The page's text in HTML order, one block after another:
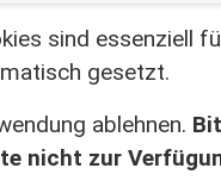
sind essenziell
gesetzt.
ablehnen.
nicht zur